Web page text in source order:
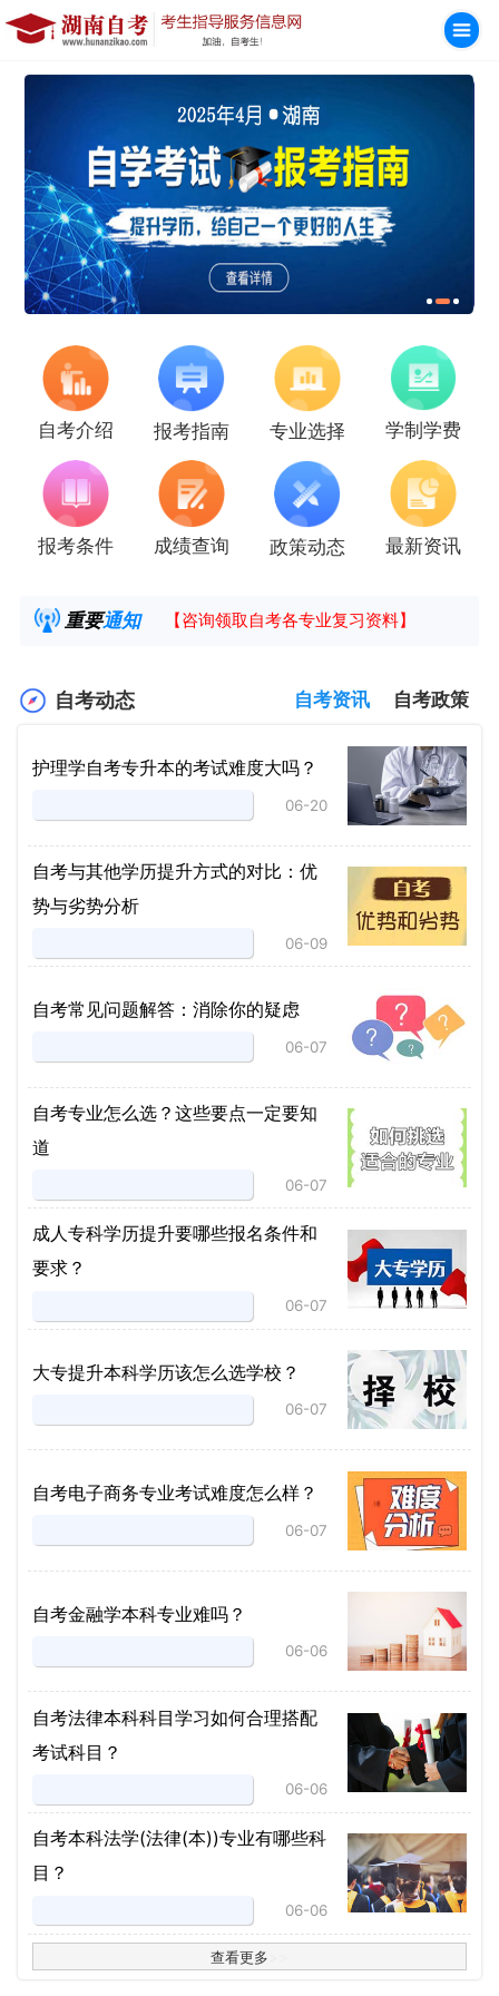
自考介绍 报考指南 专业选择 学制学费
报考条件 成绩查询 政策动态 最新资讯
重要通知
2025年4月湖南自考课程安排及教材目录已
【咨询领取自考各专业复习资料】
自考动态 自考资讯 自考政策
护理学自考专升本的考试难度大吗？
06-20
自考与其他学历提升方式的对比：优
势与劣势分析
06-09
自考常见问题解答：消除你的疑虑
06-07
自考专业怎么选？这些要点一定要知
道
06-07
成人专科学历提升要哪些报名条件和
要求？
06-07
大专提升本科学历该怎么选学校？
06-07
自考电子商务专业考试难度怎么样？
06-07
自考金融学本科专业难吗？
06-06
自考法律本科科目学习如何合理搭配
考试科目？
06-06
​自考本科法学(法律(本))专业有哪些科
目？
06-06
查看更多